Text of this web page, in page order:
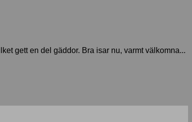
gett en del gäddor. Bra isar nu, varmt välkomna...